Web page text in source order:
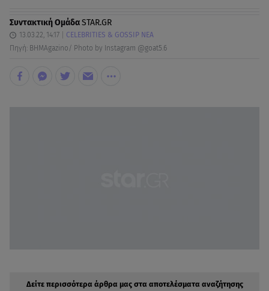
Συντακτική ΟμάδαSTAR.GR
13.03.22, 14:17
CELEBRITIES & GOSSIP ΝΕΑ
Πηγή: ΒΗΜΑgazino/ Photo by Instagram @goat5.6
Δείτε περισσότερα άρθρα μας στα αποτελέσματα αναζήτησης